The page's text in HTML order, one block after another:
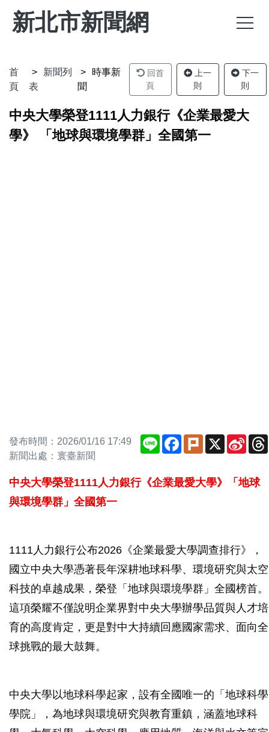
新北市新聞網
首
頁
新聞列
表
時事新
聞
回首
頁
上一
則
下一
則
中央大學榮登1111人力銀行《企業最愛大
學》 「地球與環境學群」全國第一
發布時間：2026/01/16 17:49
新聞出處：寰臺新聞
Line Facebook
Plurk X
Sina
中央大學榮登1111人力銀行《企業最愛大學》「地球
與環境學群」全國第一
1111人力銀行公布2026《企業最愛大學調查排行》，
國立中央大學憑著長年深耕地球科學、環境研究與太空
科技的卓越成果，榮登「地球與環境學群」全國榜首。
這項榮耀不僅說明企業界對中央大學辦學品質與人才培
育的高度肯定，更是對中大持續回應國家需求、面向全
球挑戰的最大鼓舞。
中央大學以地球科學起家，設有全國唯一的「地球科學
學院」，為地球與環境研究與教育重鎮，涵蓋地球科